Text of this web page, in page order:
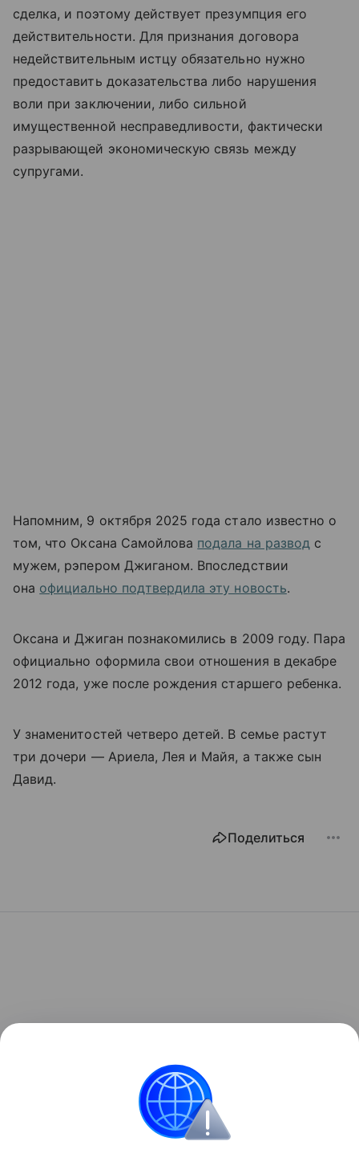
сделка, и поэтому действует презумпция его
действительности. Для признания договора
недействительным истцу обязательно нужно
предоставить доказательства либо нарушения
воли при заключении, либо сильной
имущественной несправедливости, фактически
разрывающей экономическую связь между
супругами.
Напомним, 9 октября 2025 года стало известно о
том, что Оксана Самойлова подала на развод с
мужем, рэпером Джиганом. Впоследствии
она официально подтвердила эту новость.
Оксана и Джиган познакомились в 2009 году. Пара
официально оформила свои отношения в декабре
2012 года, уже после рождения старшего ребенка.
У знаменитостей четверо детей. В семье растут
три дочери — Ариела, Лея и Майя, а также сын
Давид.
Поделиться